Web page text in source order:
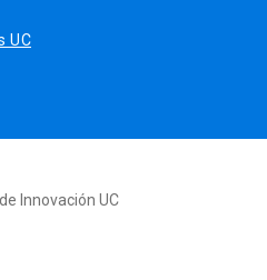
UC
Innovación UC